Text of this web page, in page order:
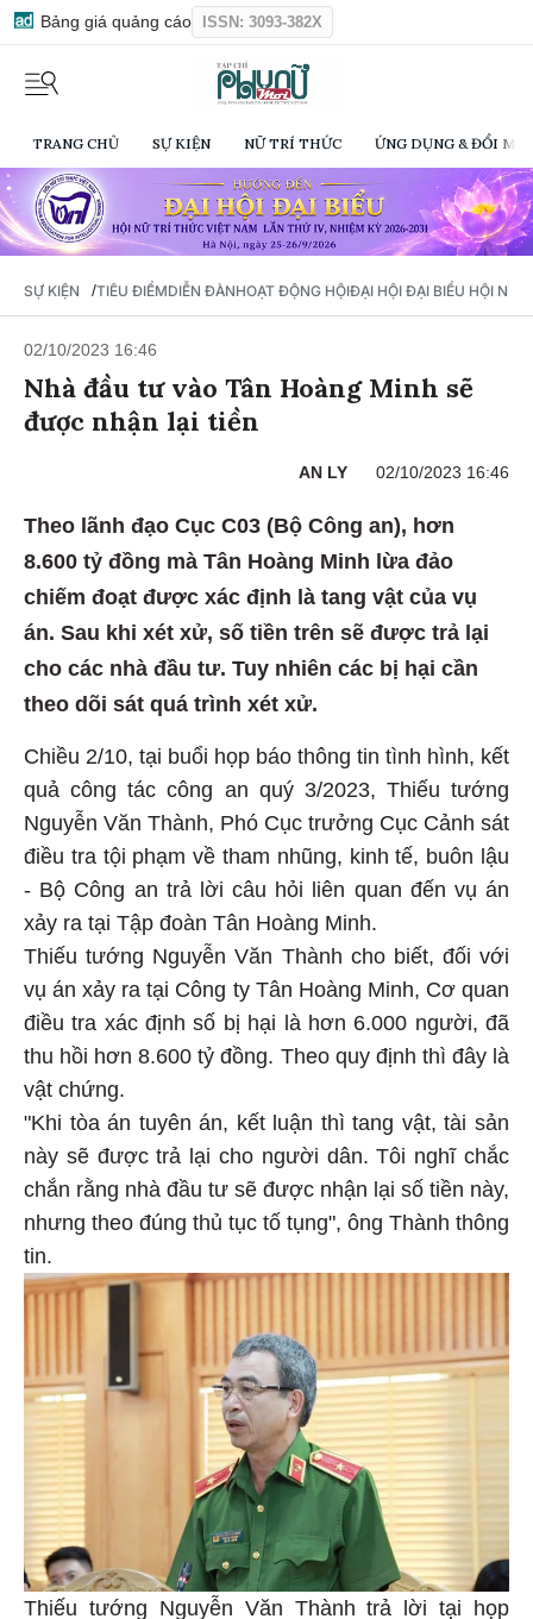
Bảng giá quảng cáo ISSN: 3093-382X
TRANG CHỦ SỰ KIỆN NỮ TRÍ THỨC ỨNG DỤNG & ĐỔI
SỰ KIỆN /TIÊU ĐIỂMDIỄN ĐÀNHOẠT ĐỘNG HỘIĐẠI HỘI ĐẠI BIỂU HỘI NỮ
02/10/2023 16:46
Nhà đầu tư vào Tân Hoàng Minh sẽ
được nhận lại tiền
AN LY 02/10/2023 16:46
Theo lãnh đạo Cục C03 (Bộ Công an), hơn
8.600 tỷ đồng mà Tân Hoàng Minh lừa đảo
chiếm đoạt được xác định là tang vật của vụ
án. Sau khi xét xử, số tiền trên sẽ được trả lại
cho các nhà đầu tư. Tuy nhiên các bị hại cần
theo dõi sát quá trình xét xử.
Chiều 2/10, tại buổi họp báo thông tin tình hình, kết
quả công tác công an quý 3/2023, Thiếu tướng
Nguyễn Văn Thành, Phó Cục trưởng Cục Cảnh sát
điều tra tội phạm về tham nhũng, kinh tế, buôn lậu
- Bộ Công an trả lời câu hỏi liên quan đến vụ án
xảy ra tại Tập đoàn Tân Hoàng Minh.
Thiếu tướng Nguyễn Văn Thành cho biết, đối với
vụ án xảy ra tại Công ty Tân Hoàng Minh, Cơ quan
điều tra xác định số bị hại là hơn 6.000 người, đã
thu hồi hơn 8.600 tỷ đồng. Theo quy định thì đây là
vật chứng.
"Khi tòa án tuyên án, kết luận thì tang vật, tài sản
này sẽ được trả lại cho người dân. Tôi nghĩ chắc
chắn rằng nhà đầu tư sẽ được nhận lại số tiền này,
nhưng theo đúng thủ tục tố tụng", ông Thành thông
tin.
Thiếu tướng Nguyễn Văn Thành trả lời tại họp